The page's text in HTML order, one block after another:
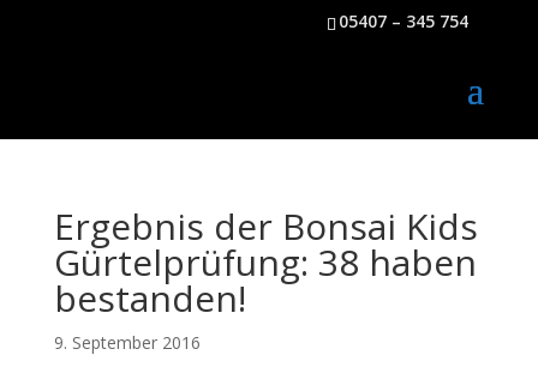
05407 – 345 754
Ergebnis der Bonsai Kids
Gürtelprüfung: 38 haben
bestanden!
9. September 2016